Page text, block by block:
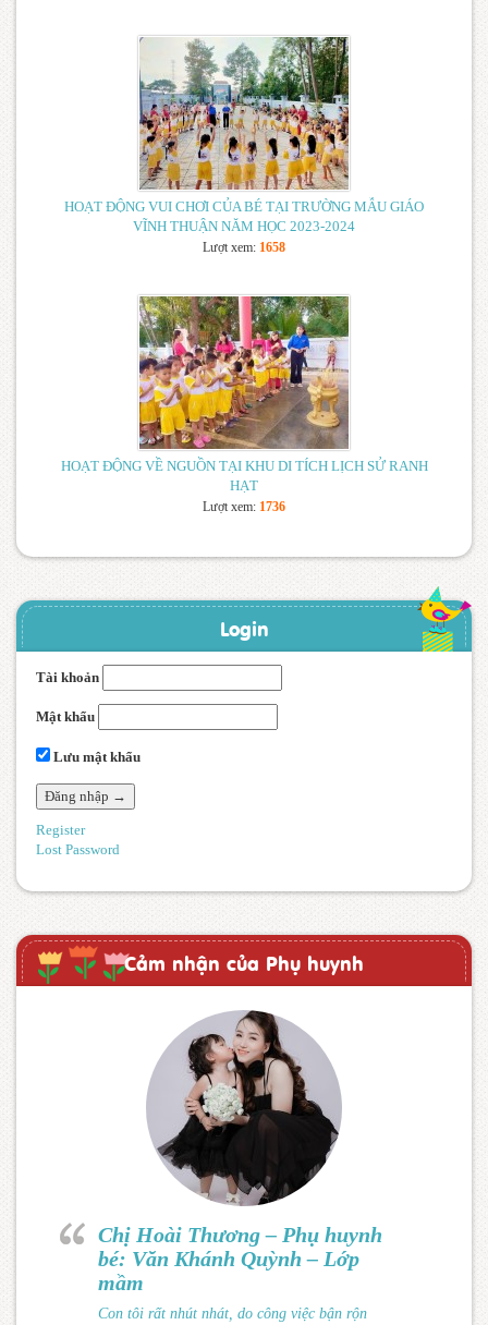
HOẠT ĐỘNG VUI CHƠI CỦA BÉ TẠI TRƯỜNG MẪU GIÁO
VĨNH THUẬN NĂM HỌC 2023-2024
Lượt xem: 1658
HOẠT ĐỘNG VỀ NGUỒN TẠI KHU DI TÍCH LỊCH SỬ RANH
HẠT
Lượt xem: 1736
Login
Tài khoản
Mật khẩu
Lưu mật khẩu
Register
Lost Password
Cảm nhận của Phụ huynh
Chị Hoài Thương – Phụ huynh
bé: Văn Khánh Quỳnh – Lớp
mầm
Con tôi rất nhút nhát, do công việc bận rộn